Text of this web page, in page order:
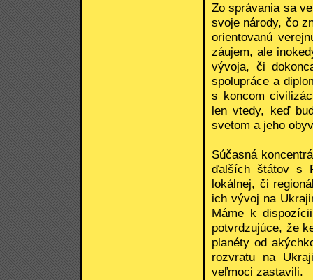
Zo správania sa
svoje národy, čo
orientovanú
záujem, ale
vývoja, či
spolupráce a
s koncom
len vtedy, keď
svetom a jeho
Súčasná
ďalších štátov s
lokálnej, či
ich vývoj na
Máme k
potvrdzujúce, že
planéty od
rozvratu na
veľmoci zastavili.